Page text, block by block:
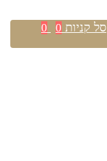
סל קניות 0
0